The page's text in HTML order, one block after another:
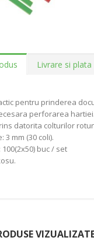
Livrare si plata
pentru prinderea
perforarea hartiei.
datorita colturilor
3 mm (30 coli).
buc / set